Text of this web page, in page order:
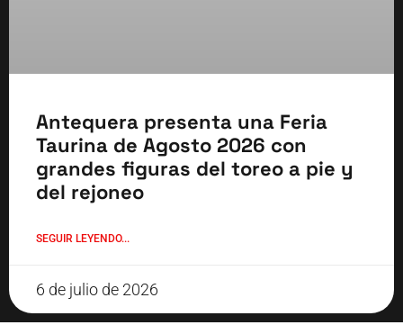
Antequera presenta una Feria
Taurina de Agosto 2026 con
grandes figuras del toreo a pie y
del rejoneo
SEGUIR LEYENDO...
6 de julio de 2026